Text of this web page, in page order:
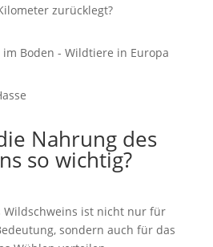
zurücklegt?
Nahrung des
so wichtig?
Wildschweins ist nicht nur für
sondern auch für das